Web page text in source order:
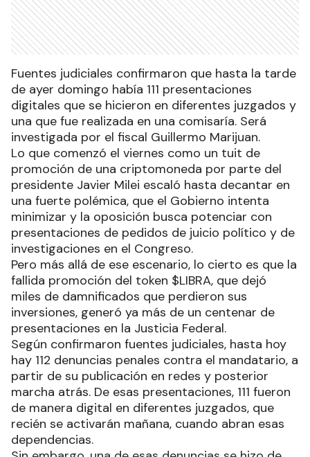
Fuentes judiciales confirmaron que hasta la tarde
de ayer domingo había 111 presentaciones
digitales que se hicieron en diferentes juzgados y
una que fue realizada en una comisaría. Será
investigada por el fiscal Guillermo Marijuan.
Lo que comenzó el viernes como un tuit de
promoción de una criptomoneda por parte del
presidente Javier Milei escaló hasta decantar en
una fuerte polémica, que el Gobierno intenta
minimizar y la oposición busca potenciar con
presentaciones de pedidos de juicio político y de
investigaciones en el Congreso.
Pero más allá de ese escenario, lo cierto es que la
fallida promoción del token $LIBRA, que dejó
miles de damnificados que perdieron sus
inversiones, generó ya más de un centenar de
presentaciones en la Justicia Federal.
Según confirmaron fuentes judiciales, hasta hoy
hay 112 denuncias penales contra el mandatario, a
partir de su publicación en redes y posterior
marcha atrás. De esas presentaciones, 111 fueron
de manera digital en diferentes juzgados, que
recién se activarán mañana, cuando abran esas
dependencias.